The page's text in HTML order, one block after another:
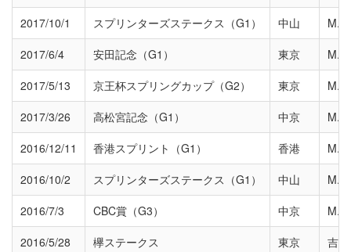
2017/10/1
スプリンターズステークス（G1） 中山
M.
2017/6/4
安田記念（G1） 東京
M.
2017/5/13
京王杯スプリングカップ（G2） 東京
M.
2017/3/26
高松宮記念（G1） 中京
M.
2016/12/11
香港スプリント（G1） 香港
M.
2016/10/2
スプリンターズステークス（G1） 中山
M.
2016/7/3
CBC賞（G3） 中京
M.
2016/5/28
欅ステークス 東京
吉